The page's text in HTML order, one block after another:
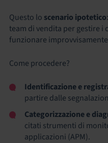
Questo lo scenario ipotetico
team di vendita per gestire
funzionare
Come procedere?
Identificazione e
partire dalle
Categorizzazione e
citati strumenti di
applicazioni (APM).